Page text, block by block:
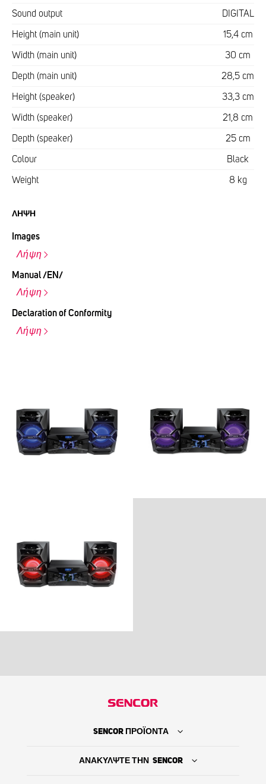
Sound output DIGITAL
Height (main unit) 15,4 cm
Width (main unit) 30 cm
Depth (main unit) 28,5 cm
Height (speaker) 33,3 cm
Width (speaker) 21,8 cm
Depth (speaker) 25 cm
Colour Black
Weight 8 kg
ΛΉΨΗ
Images
Λήψη
Manual /EN/
Λήψη
Declaration of Conformity
Λήψη
SENCOR ΠΡΟΪΟΝΤΑ
ΑΝΑΚΥΛΨΤΕ ΤΗΝ SENCOR